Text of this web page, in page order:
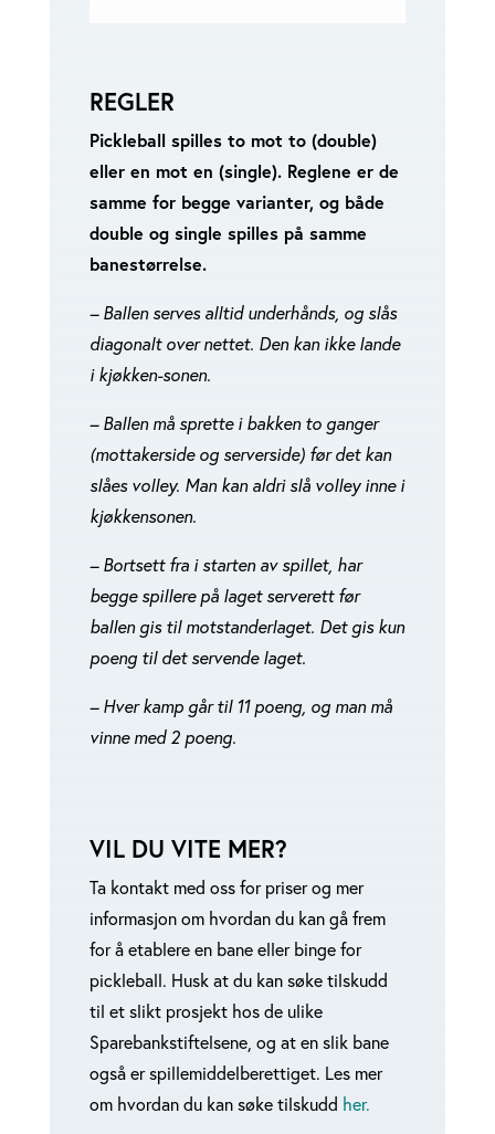
REGLER
Pickleball spilles to mot to (double)
eller en mot en (single). Reglene er de
samme for begge varianter, og både
double og single spilles på samme
banestørrelse.
– Ballen serves alltid underhånds, og slås
diagonalt over nettet. Den kan ikke lande
i kjøkken-sonen.
– Ballen må sprette i bakken to ganger
(mottakerside og serverside) før det kan
slåes volley. Man kan aldri slå volley inne i
kjøkkensonen.
– Bortsett fra i starten av spillet, har
begge spillere på laget serverett før
ballen gis til motstanderlaget. Det gis kun
poeng til det servende laget.
– Hver kamp går til 11 poeng, og man må
vinne med 2 poeng.
VIL DU VITE MER?
Ta kontakt med oss for priser og mer
informasjon om hvordan du kan gå frem
for å etablere en bane eller binge for
pickleball. Husk at du kan søke tilskudd
til et slikt prosjekt hos de ulike
Sparebankstiftelsene, og at en slik bane
også er spillemiddelberettiget. Les mer
om hvordan du kan søke tilskudd her.